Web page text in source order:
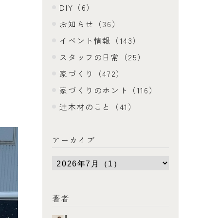
DIY（6）
お知らせ（36）
イベント情報（143）
スタッフの日常（25）
家づくり（472）
家づくりのホント（116）
辻木材のこと（41）
アーカイブ
著者